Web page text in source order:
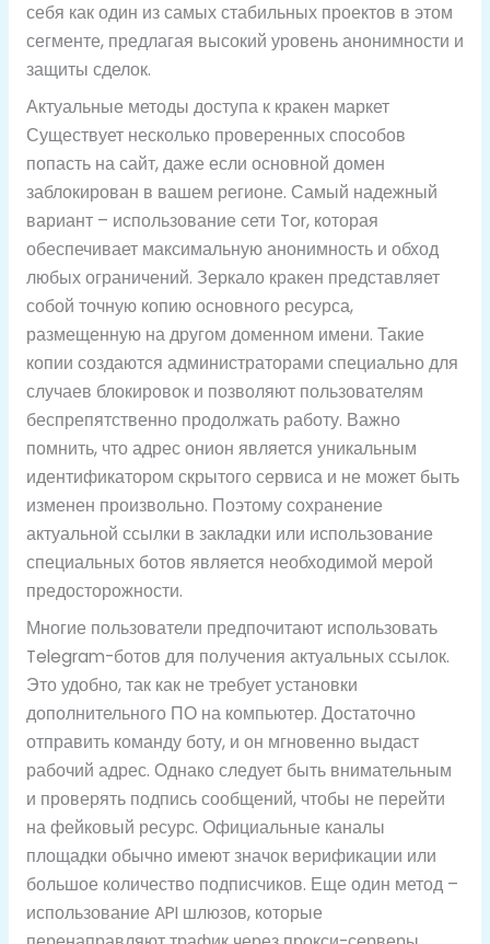
себя как один из самых стабильных проектов в этом
сегменте, предлагая высокий уровень анонимности и
защиты сделок.
Актуальные методы доступа к кракен маркет
Существует несколько проверенных способов
попасть на сайт, даже если основной домен
заблокирован в вашем регионе. Самый надежный
вариант – использование сети Tor, которая
обеспечивает максимальную анонимность и обход
любых ограничений. Зеркало кракен представляет
собой точную копию основного ресурса,
размещенную на другом доменном имени. Такие
копии создаются администраторами специально для
случаев блокировок и позволяют пользователям
беспрепятственно продолжать работу. Важно
помнить, что адрес онион является уникальным
идентификатором скрытого сервиса и не может быть
изменен произвольно. Поэтому сохранение
актуальной ссылки в закладки или использование
специальных ботов является необходимой мерой
предосторожности.
Многие пользователи предпочитают использовать
Telegram-ботов для получения актуальных ссылок.
Это удобно, так как не требует установки
дополнительного ПО на компьютер. Достаточно
отправить команду боту, и он мгновенно выдаст
рабочий адрес. Однако следует быть внимательным
и проверять подпись сообщений, чтобы не перейти
на фейковый ресурс. Официальные каналы
площадки обычно имеют значок верификации или
большое количество подписчиков. Еще один метод –
использование API шлюзов, которые